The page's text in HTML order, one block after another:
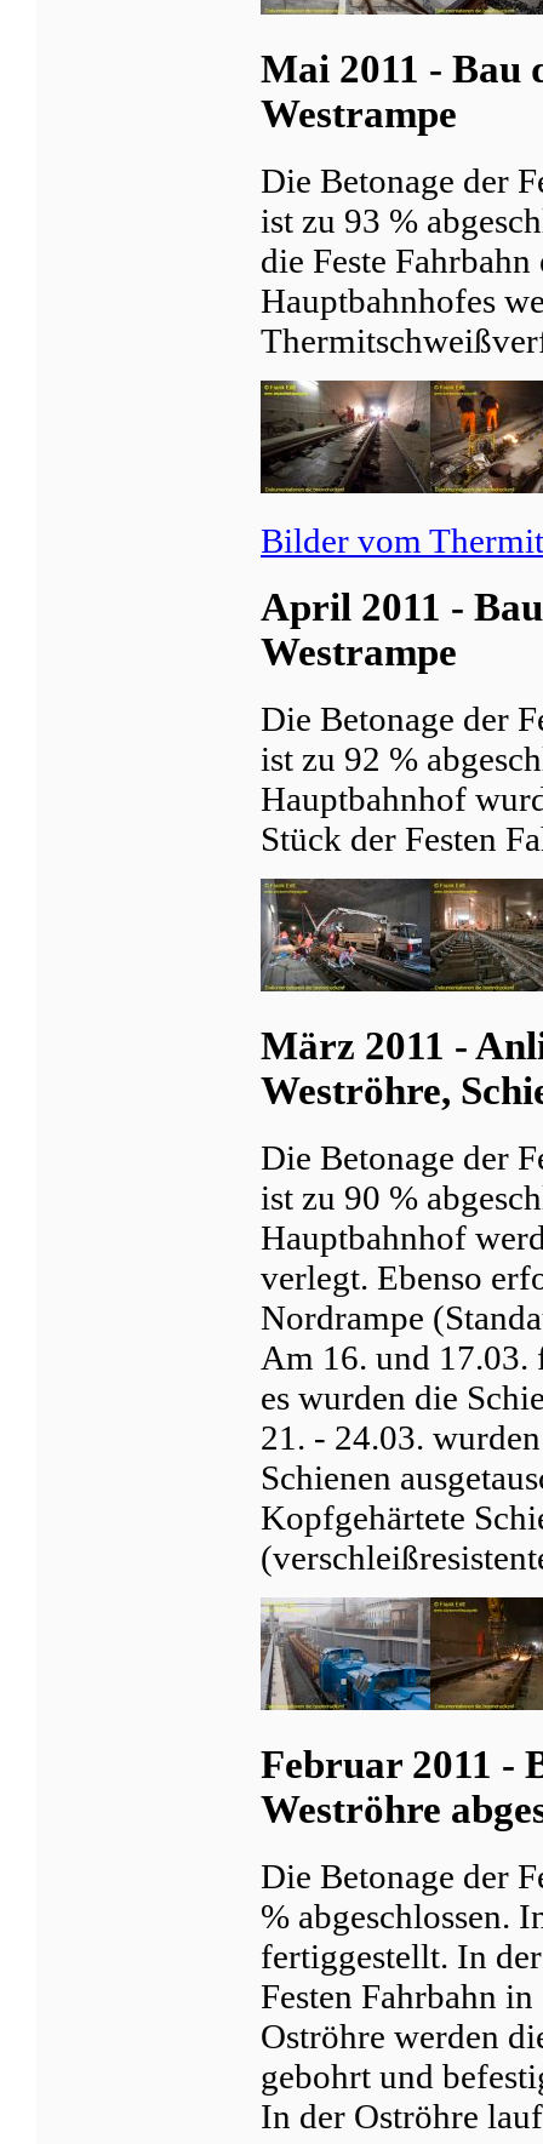
Mai 2011 - Bau
Westrampe
Die Betonage der
ist zu 93 %
die Feste
Hauptbahnhofes
Bilder vom
April 2011 -
Westrampe
Die Betonage der
ist zu 92 %
Hauptbahnhof
Stück der Festen
März 2011 -
Weströhre,
Die Betonage der
ist zu 90 %
Hauptbahnhof
verlegt. Ebenso
Nordrampe
Am 16. und 17.03.
es wurden die
21. - 24.03.
Schienen
Kopfgehärtete
Februar 2011 -
Weströhre
Die Betonage der
% abgeschlossen.
fertiggestellt. In
Festen Fahrbahn
Oströhre werden
gebohrt und
In der Oströhre